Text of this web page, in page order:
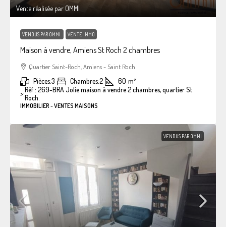
Vente réalisée par OMMI
VENDUS PAR OMMI VENTE IMMO
Maison à vendre, Amiens St Roch 2 chambres
Quartier Saint-Roch, Amiens - Saint Roch
Pièces:3 Chambres:2 60 m²
>:Réf : 269-BRA Jolie maison à vendre 2 chambres, quartier St
Roch.
IMMOBILIER - VENTES MAISONS
VENDUS PAR OMMI